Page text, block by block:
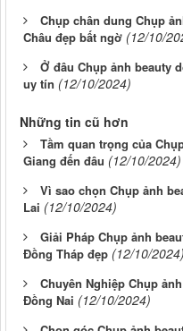
Chụp chân dung Chụp
Châu đẹp bất ngờ (12/10/
Ở đâu Chụp ảnh beauty
uy tín (12/10/2024)
Những tin cũ hơn
Tầm quan trọng của
Giang đến đâu (12/10/2024)
Vì sao chọn Chụp ảnh
Lai (12/10/2024)
Giải Pháp Chụp ảnh
Đồng Tháp đẹp (12/10/2024)
Chuyên Nghiệp Chụp
Đồng Nai (12/10/2024)